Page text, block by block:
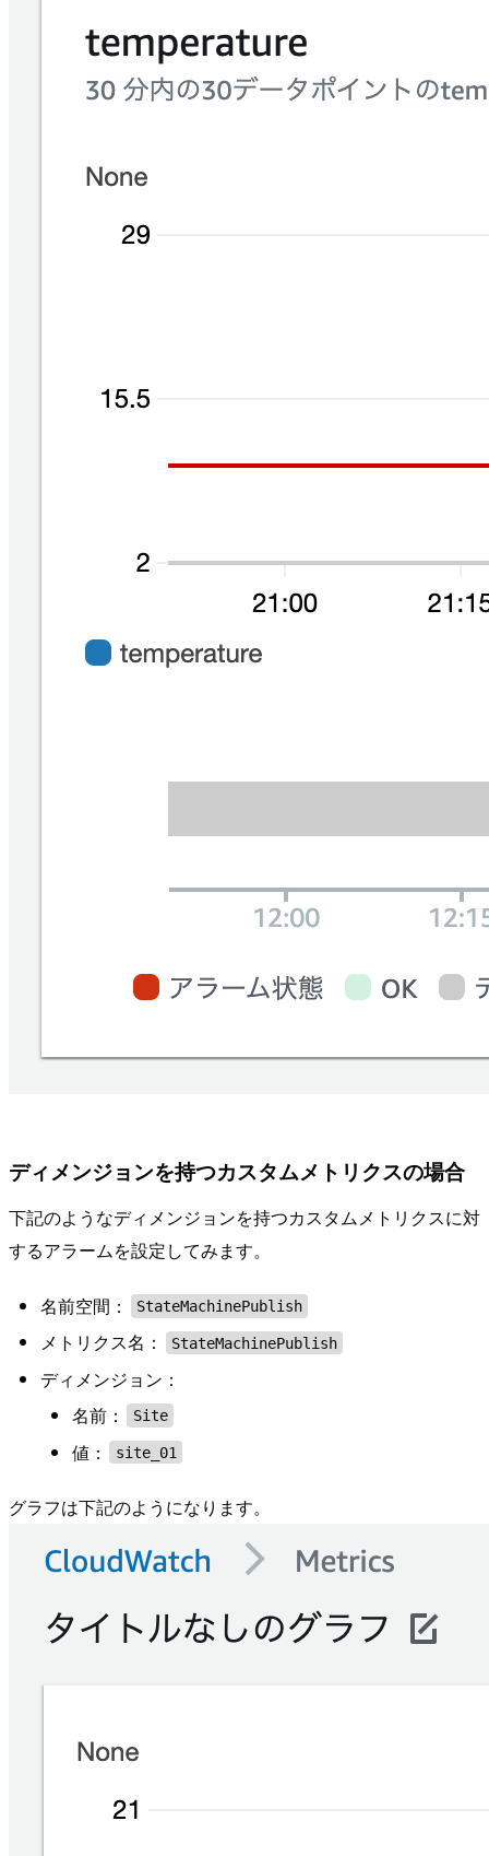
ディメンジョンを持つカスタムメトリクスの場合
下記のようなディメンジョンを持つカスタムメトリクスに対
するアラームを設定してみます。
名前空間： StateMachinePublish
メトリクス名： StateMachinePublish
ディメンジョン：
名前：
Site
値： site_01
グラフは下記のようになります。